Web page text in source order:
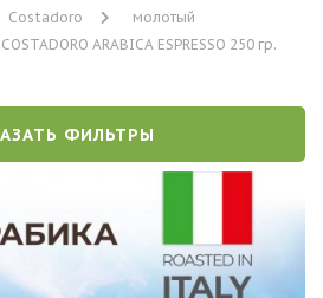
Costadoro
молотый
ARABICA ESPRESSO 250 гр.
ФИЛЬТРЫ